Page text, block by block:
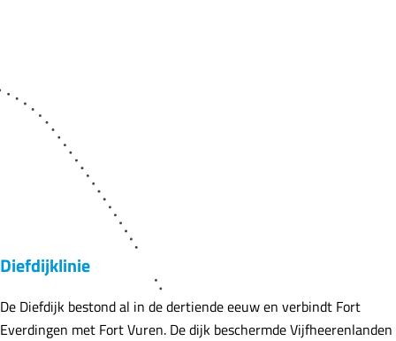
Diefdijklinie
De Diefdijk bestond al in de dertiende eeuw en verbindt Fort
Everdingen met Fort Vuren. De dijk beschermde Vijfheerenlanden